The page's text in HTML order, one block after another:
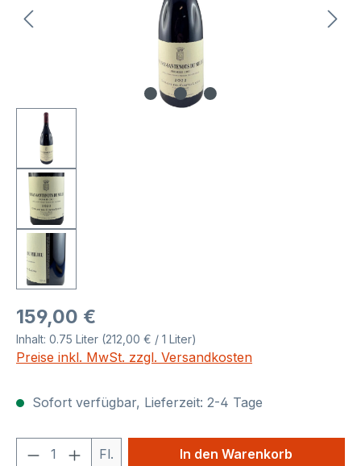
Regulärer Preis:
159,00 €
Inhalt: 0.75 Liter (212,00 € / 1 Liter)
Preise inkl. MwSt. zzgl. Versandkosten
Sofort verfügbar, Lieferzeit: 2-4 Tage
Produkt Anzahl: Gib den
Fl. In den Warenkorb